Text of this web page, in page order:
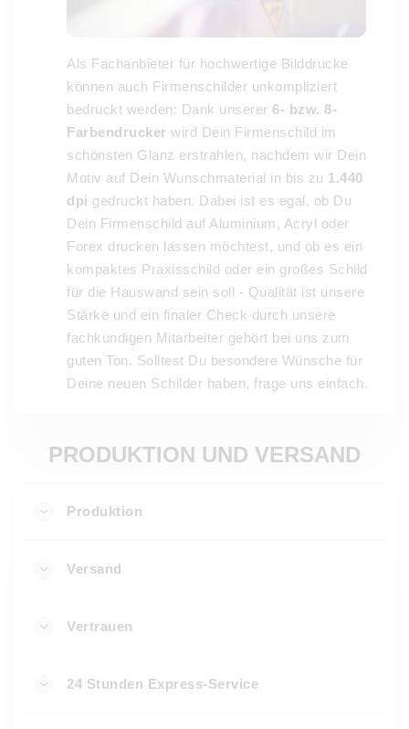
Als Fachanbieter für hochwertige Bilddrucke
können auch Firmenschilder unkompliziert
bedruckt werden: Dank unserer 6- bzw. 8-
Farbendrucker wird Dein Firmenschild im
schönsten Glanz erstrahlen, nachdem wir Dein
Motiv auf Dein Wunschmaterial in bis zu 1.440
dpi gedruckt haben. Dabei ist es egal, ob Du
Dein Firmenschild auf Aluminium, Acryl oder
Forex drucken lassen möchtest, und ob es ein
kompaktes Praxisschild oder ein großes Schild
für die Hauswand sein soll - Qualität ist unsere
Stärke und ein finaler Check durch unsere
fachkundigen Mitarbeiter gehört bei uns zum
guten Ton. Solltest Du besondere Wünsche für
Deine neuen Schilder haben, frage uns einfach.
PRODUKTION UND VERSAND
Produktion
Versand
Vertrauen
24 Stunden Express-Service